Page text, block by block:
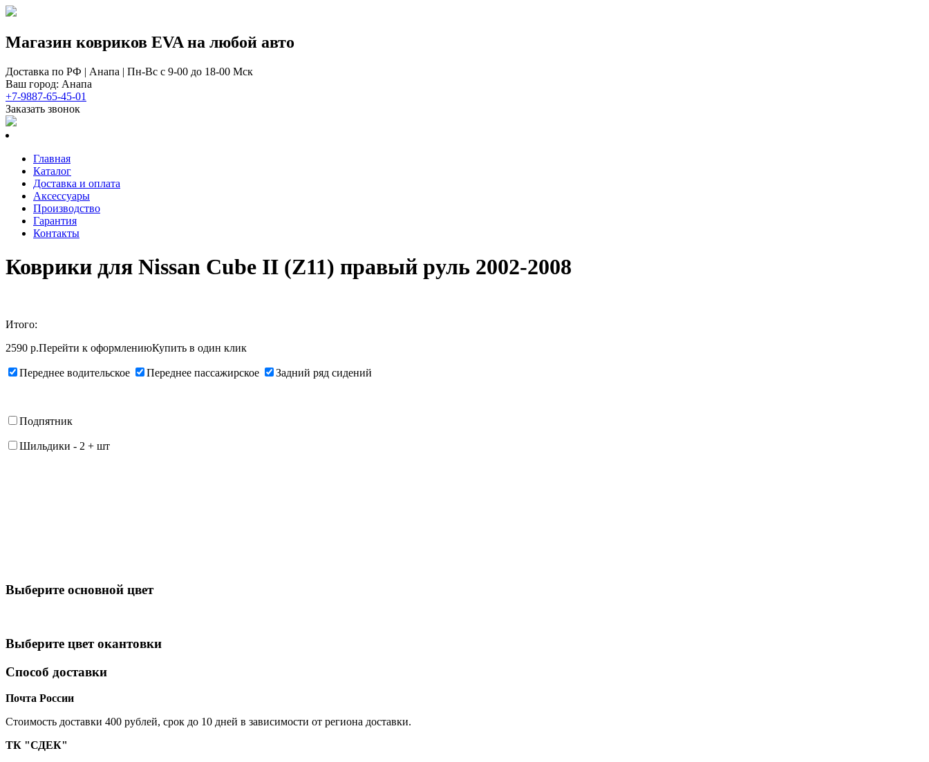
Магазин ковриков EVA ​на любой авто
Доставка по РФ | Анапа | Пн-Вс с 9-00 до 18-00 Мск
Ваш город: Анапа
+7-9887-65-45-01
Заказать звонок
Главная
Каталог
Доставка и оплата
Аксессуары
Производство
Гарантия
Контакты
Коврики для Nissan Cube II (Z11) правый руль 2002-2008
Итого:
2590 р.Перейти к оформлениюКупить в один клик
Переднее водительское Переднее пассажирское Задний ряд сидений
Подпятник
Шильдики - 2 + шт
Выберите oсновной цвет
Выберите цвет окантовки
Способ доставки
Почта России
Cтоимость доставки 400 рублей, срок до 10 дней в зависимости от региона доставки.
ТК "СДЕК"